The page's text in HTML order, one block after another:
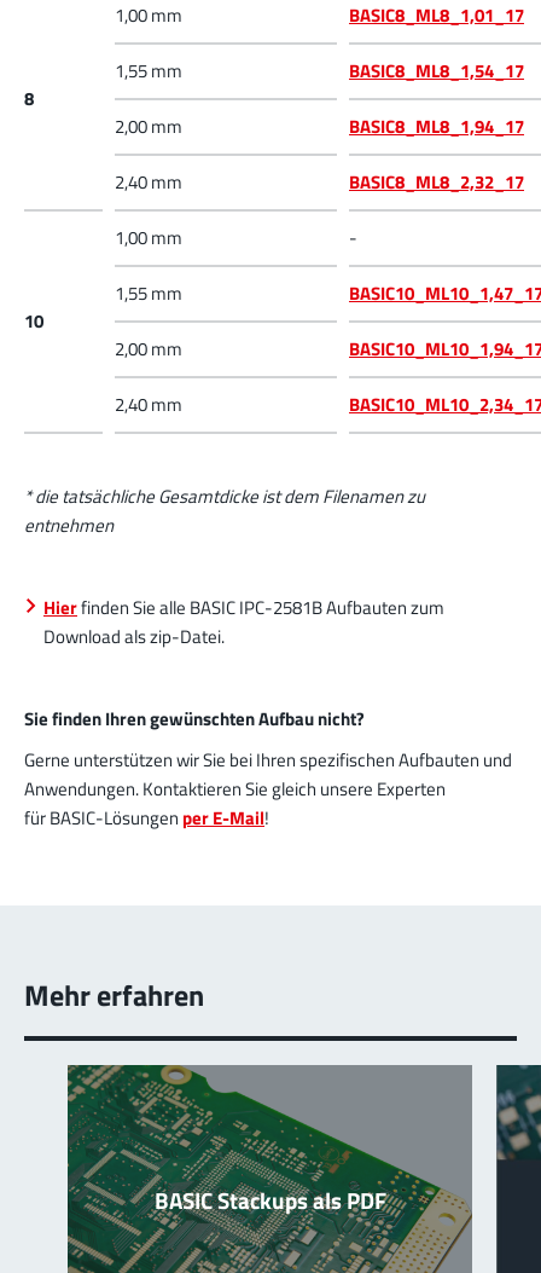
8
1,00 mm
BASIC8_ML8_1,01_17
1,55 mm
BASIC8_ML8_1,54_17
2,00 mm
BASIC8_ML8_1,94_17
2,40 mm
BASIC8_ML8_2,32_17
10
1,00 mm
-
1,55 mm
2,00 mm
2,40 mm
* die tatsächliche Gesamtdicke ist dem Filenamen zu
entnehmen
Hierfinden Sie alle BASIC IPC-2581B Aufbauten zum
Download als zip-Datei.
Sie finden Ihren gewünschten Aufbau nicht?
Gerne unterstützen wir Sie bei Ihren spezifischen Aufbauten und
Anwendungen. Kontaktieren Sie gleich unsere Experten
für BASIC-Lösungen per E-Mail!
Mehr erfahren
BASIC Stackups als PDF